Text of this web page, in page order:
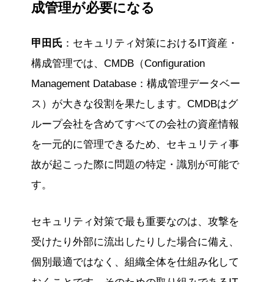
成管理が必要になる
甲田氏 ：セキュリティ対策におけるIT資産・
構成管理では、CMDB（Configuration
Management Database：構成管理データベー
ス）が大きな役割を果たします。CMDBはグ
ループ会社を含めてすべての会社の資産情報
を一元的に管理できるため、セキュリティ事
故が起こった際に問題の特定・識別が可能で
す。
セキュリティ対策で最も重要なのは、攻撃を
受けたり外部に流出したりした場合に備え、
個別最適ではなく、組織全体を仕組み化して